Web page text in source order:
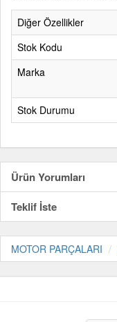
Diğer Özellikler
Stok Kodu
Marka
Stok Durumu
Ürün Yorumları
Teklif İste
MOTOR PARÇALARI